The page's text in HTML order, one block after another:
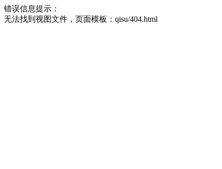
错误信息提示：
无法找到视图文件，页面模板：qisu/404.html